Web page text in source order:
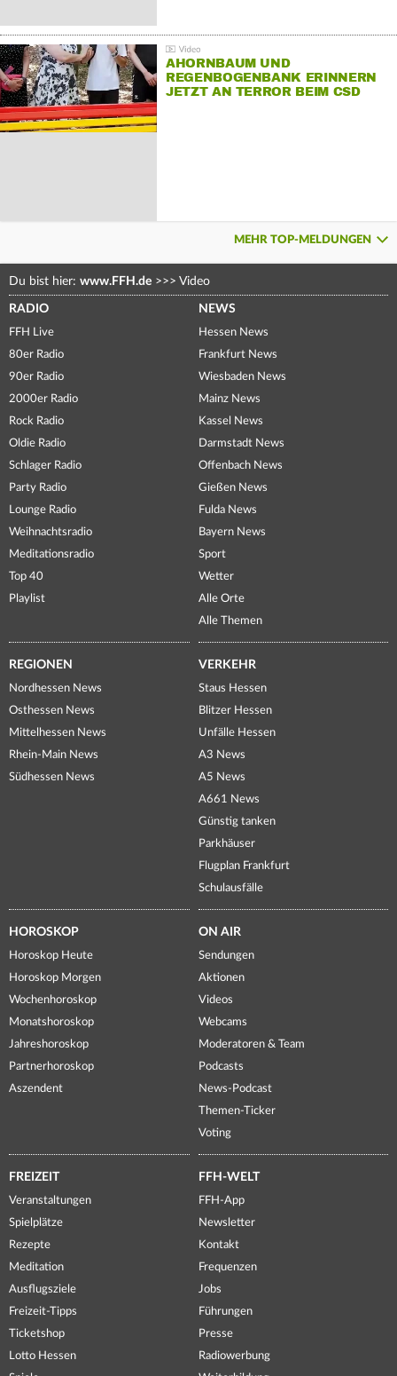
AHORNBAUM UND
REGENBOGENBANK ERINNERN
JETZT AN TERROR BEIM CSD
MEHR TOP-MELDUNGEN
Du bist hier: www.FFH.de >>> Video
RADIO
FFH Live
80er Radio
90er Radio
2000er Radio
Rock Radio
Oldie Radio
Schlager Radio
Party Radio
Lounge Radio
Weihnachtsradio
Meditationsradio
Top 40
Playlist
NEWS
Hessen News
Frankfurt News
Wiesbaden News
Mainz News
Kassel News
Darmstadt News
Offenbach News
Gießen News
Fulda News
Bayern News
Sport
Wetter
Alle Orte
Alle Themen
REGIONEN
Nordhessen News
Osthessen News
Mittelhessen News
Rhein-Main News
Südhessen News
VERKEHR
Staus Hessen
Blitzer Hessen
Unfälle Hessen
A3 News
A5 News
A661 News
Günstig tanken
Parkhäuser
Flugplan Frankfurt
Schulausfälle
HOROSKOP
Horoskop Heute
Horoskop Morgen
Wochenhoroskop
Monatshoroskop
Jahreshoroskop
Partnerhoroskop
Aszendent
ON AIR
Sendungen
Aktionen
Videos
Webcams
Moderatoren & Team
Podcasts
News-Podcast
Themen-Ticker
Voting
FREIZEIT
Veranstaltungen
Spielplätze
Rezepte
Meditation
Ausflugsziele
Freizeit-Tipps
Ticketshop
Lotto Hessen
FFH-WELT
FFH-App
Newsletter
Kontakt
Frequenzen
Jobs
Führungen
Presse
Radiowerbung